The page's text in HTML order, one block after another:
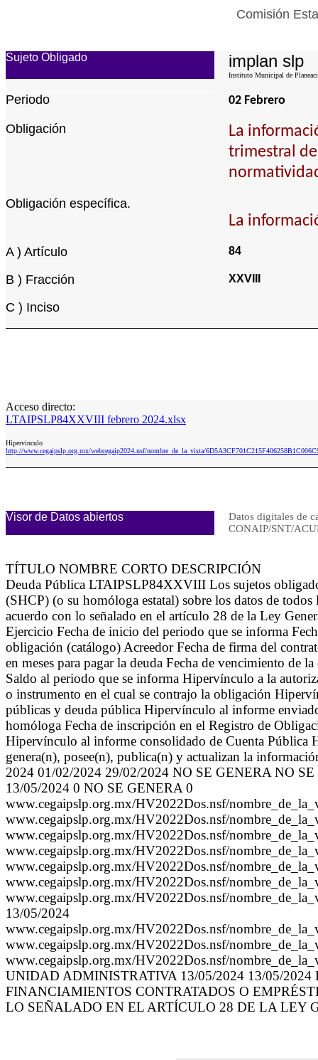
Comisión
Sujeto Obligado implan slp
Instituto Municipal de
Periodo 02 Febrero
Obligación
La
trimestral
Obligación específica.
La
A ) Artículo 84
B ) Fracción XXVIII
C ) Inciso
Acceso directo:
LTAIPSLP84XXVIII febrero 2024.xlsx
Hipervinculo
http://www.cegaipslp.org.mx/webcegaip2024.nsf/nombre_de_la_vista/
Visor de Datos abiertos
Datos digitales de
CONAIP/SNT/
TÍTULO NOMBRE CORTO DESCRIPCIÓN
Deuda Pública LTAIPSLP84XXVIII Los sujetos
(SHCP) (o su homóloga estatal) sobre los datos de
acuerdo con lo señalado en el artículo 28 de la Ley
Ejercicio Fecha de inicio del periodo que se informa
obligación (catálogo) Acreedor Fecha de firma del
en meses para pagar la deuda Fecha de vencimiento de
Saldo al periodo que se informa Hipervínculo a la
o instrumento en el cual se contrajo la obligación
públicas y deuda pública Hipervínculo al informe
homóloga Fecha de inscripción en el Registro de
Hipervínculo al informe consolidado de Cuenta Pública
genera(n), posee(n), publica(n) y actualizan la
2024 01/02/2024 29/02/2024 NO SE GENERA NO
13/05/2024 0 NO SE GENERA 0
www.cegaipslp.org.mx/HV2022Dos.nsf/
www.cegaipslp.org.mx/HV2022Dos.nsf/
www.cegaipslp.org.mx/HV2022Dos.nsf/
www.cegaipslp.org.mx/HV2022Dos.nsf/
www.cegaipslp.org.mx/HV2022Dos.nsf/
www.cegaipslp.org.mx/HV2022Dos.nsf/
www.cegaipslp.org.mx/HV2022Dos.nsf/
13/05/2024
www.cegaipslp.org.mx/HV2022Dos.nsf/
www.cegaipslp.org.mx/HV2022Dos.nsf/
www.cegaipslp.org.mx/HV2022Dos.nsf/
UNIDAD ADMINISTRATIVA 13/05/2024 13/05/
FINANCIAMIENTOS CONTRATADOS O
LO SEÑALADO EN EL ARTÍCULO 28 DE LA LEY